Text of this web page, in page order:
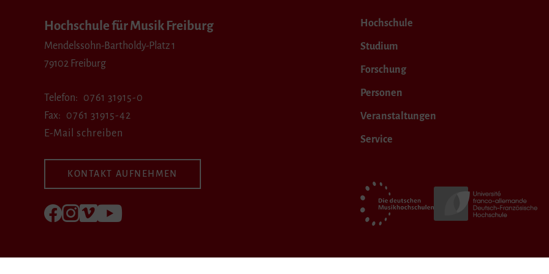
Hochschule für Musik Freiburg
Mendelssohn-Bartholdy-Platz 1
79102 Freiburg
Telefon
0761 31915-0
Fax
0761 31915-42
E-Mail schreiben
KONTAKT AUFNEHMEN
Folgen Sie uns auf Facebook
Folgen Sie uns auf Instagram
Besuchen Sie uns bei Vimeo
Hochschule
Studium
Forschung
Personen
Veranstaltungen
Service